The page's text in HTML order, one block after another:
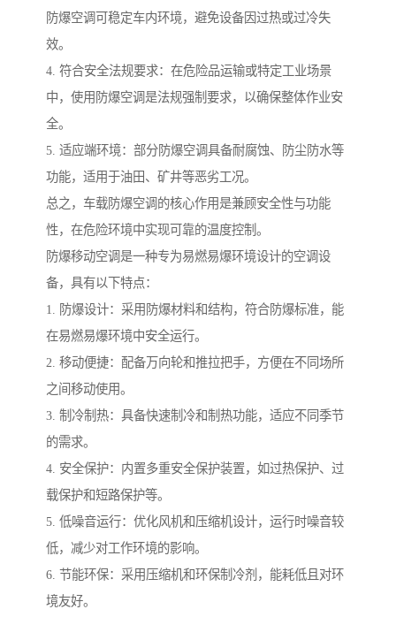
防爆空调可稳定车内环境，避免设备因过热或过冷失
效。
4. 符合安全法规要求：在危险品运输或特定工业场景
中，使用防爆空调是法规强制要求，以确保整体作业安
全。
5. 适应端环境：部分防爆空调具备耐腐蚀、防尘防水等
功能，适用于油田、矿井等恶劣工况。
总之，车载防爆空调的核心作用是兼顾安全性与功能
性，在危险环境中实现可靠的温度控制。
防爆移动空调是一种专为易燃易爆环境设计的空调设
备，具有以下特点：
1. 防爆设计：采用防爆材料和结构，符合防爆标准，能
在易燃易爆环境中安全运行。
2. 移动便捷：配备万向轮和推拉把手，方便在不同场所
之间移动使用。
3. 制冷制热：具备快速制冷和制热功能，适应不同季节
的需求。
4. 安全保护：内置多重安全保护装置，如过热保护、过
载保护和短路保护等。
5. 低噪音运行：优化风机和压缩机设计，运行时噪音较
低，减少对工作环境的影响。
6. 节能环保：采用压缩机和环保制冷剂，能耗低且对环
境友好。